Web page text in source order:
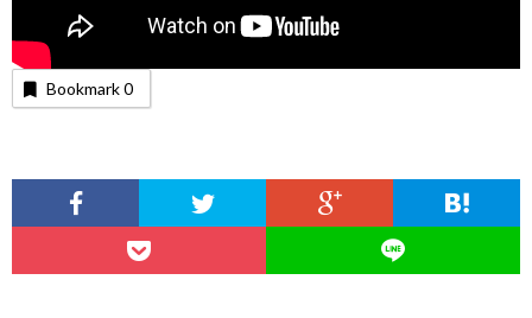
Bookmark0